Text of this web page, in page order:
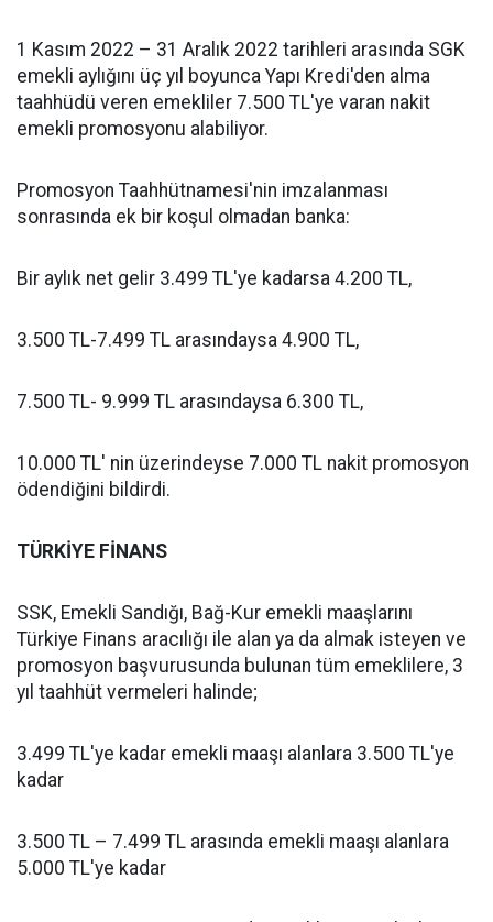
1 Kasım 2022 – 31 Aralık 2022 tarihleri arasında SGK
emekli aylığını üç yıl boyunca Yapı Kredi'den alma
taahhüdü veren emekliler 7.500 TL'ye varan nakit
emekli promosyonu alabiliyor.
Promosyon Taahhütnamesi'nin imzalanması
sonrasında ek bir koşul olmadan banka:
Bir aylık net gelir 3.499 TL'ye kadarsa 4.200 TL,
3.500 TL-7.499 TL arasındaysa 4.900 TL,
7.500 TL- 9.999 TL arasındaysa 6.300 TL,
10.000 TL' nin üzerindeyse 7.000 TL nakit promosyon
ödendiğini bildirdi.
TÜRKİYE FİNANS
SSK, Emekli Sandığı, Bağ-Kur emekli maaşlarını
Türkiye Finans aracılığı ile alan ya da almak isteyen ve
promosyon başvurusunda bulunan tüm emeklilere, 3
yıl taahhüt vermeleri halinde;
3.499 TL'ye kadar emekli maaşı alanlara 3.500 TL'ye
kadar
3.500 TL – 7.499 TL arasında emekli maaşı alanlara
5.000 TL'ye kadar